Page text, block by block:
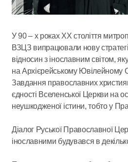
У 90 – х роках ХХ століття
ВЗЦЗ випрацювали нову
відносин з інославним світом,
на Архієрейському Ювілейному
Завдання православних
єдності Вселенської Церкви на
неушкодженої істини, тобто у
Діалог Руської Православної
інославними будувався в